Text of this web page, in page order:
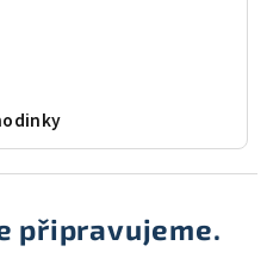
připravujeme.